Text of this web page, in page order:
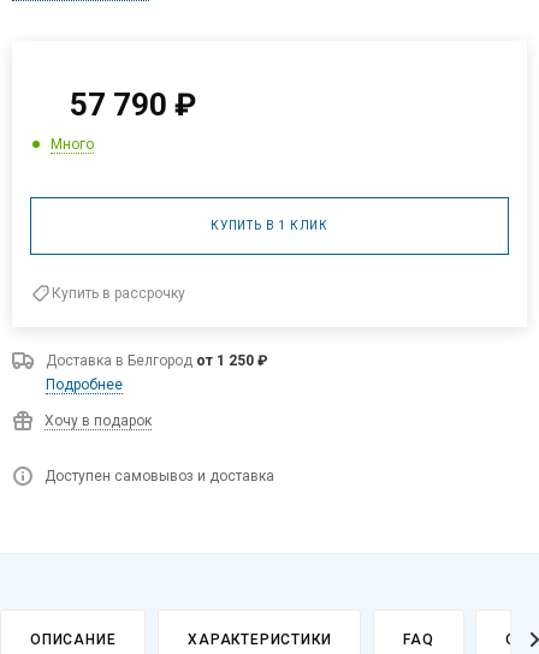
57 790 ₽
Много
КУПИТЬ В 1 КЛИК
Купить в рассрочку
Доставка в Белгород от 1 250 ₽
Подробнее
Хочу в подарок
Доступен самовывоз и доставка
ОПИСАНИЕ ХАРАКТЕРИСТИКИ FAQ